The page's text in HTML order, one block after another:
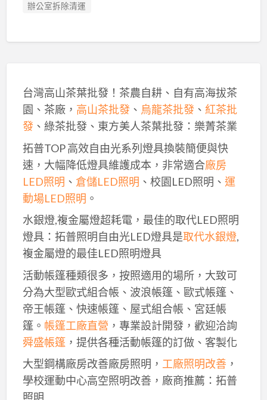
辦公室拆除清運
台灣高山茶葉批發！茶農自耕、自有高海拔茶
園、茶廠， 高山茶批發、 烏龍茶批發、 紅茶批
發、綠茶批發、東方美人茶葉批發：樂菁茶業
拓普TOP 高效自由光系列燈具換裝簡便與快
速，大幅降低燈具維護成本，非常適合廠房
LED照明 、 倉儲LED照明 、校園LED照明、 運
動場LED照明 。
水銀燈,複金屬燈超耗電，最佳的取代LED照明
燈具：拓普照明自由光LED燈具是取代水銀燈,
複金屬燈的最佳LED照明燈具
活動帳篷種類很多，按照適用的場所，大致可
分為大型歐式組合帳、波浪帳篷、歐式帳篷、
帝王帳篷、快速帳篷、屋式組合帳、宮廷帳
篷。 帳篷工廠直營 ，專業設計開發，歡迎洽詢
舜盛帳篷，提供各種活動帳篷的訂做、客製化
大型鋼構廠房改善廠房照明， 工廠照明改善，
學校運動中心高空照明改善，廠商推薦：拓普
照明